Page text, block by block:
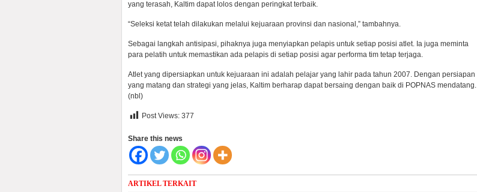
yang terasah, Kaltim dapat lolos dengan peringkat terbaik.
“Seleksi ketat telah dilakukan melalui kejuaraan provinsi dan nasional,” tambahnya.
Sebagai langkah antisipasi, pihaknya juga menyiapkan pelapis untuk setiap posisi atlet. Ia juga meminta
para pelatih untuk memastikan ada pelapis di setiap posisi agar performa tim tetap terjaga.
Atlet yang dipersiapkan untuk kejuaraan ini adalah pelajar yang lahir pada tahun 2007. Dengan persiapan
yang matang dan strategi yang jelas, Kaltim berharap dapat bersaing dengan baik di POPNAS mendatang.
(nbl)
Post Views: 377
Share this news
ARTIKEL TERKAIT